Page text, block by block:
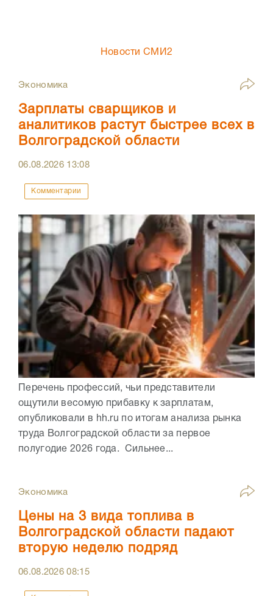
Новости СМИ2
Экономика
Зарплаты сварщиков и
аналитиков растут быстрее всех в
Волгоградской области
06.08.2026 13:08
Комментарии
Перечень профессий, чьи представители
ощутили весомую прибавку к зарплатам,
опубликовали в hh.ru по итогам анализа рынка
труда Волгоградской области за первое
полугодие 2026 года. Сильнее...
Экономика
Цены на 3 вида топлива в
Волгоградской области падают
вторую неделю подряд
06.08.202608:15